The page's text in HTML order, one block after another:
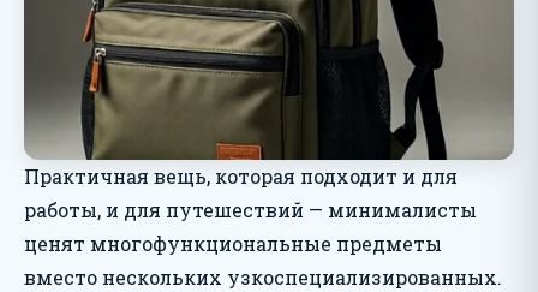
Практичная вещь, которая подходит и для
работы, и для путешествий — минималисты
ценят многофункциональные предметы
вместо нескольких узкоспециализированных.